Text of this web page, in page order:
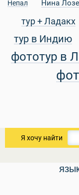
Непал Нина
тур + Ладакх
тур в Индию
фототур в
Я хочу найти